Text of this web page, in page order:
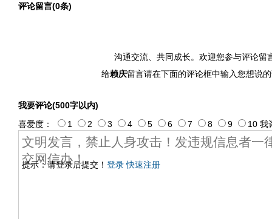
评论留言(0条)
沟通交流、共同成长。欢迎您参与评论留
给赖庆留言请在下面的评论框中输入您想说
我要评论(500字以内)
提示：请登录后提交！ 登录 快速注册
喜爱度： 1 2 3 4 5 6 7 8 9 10 我